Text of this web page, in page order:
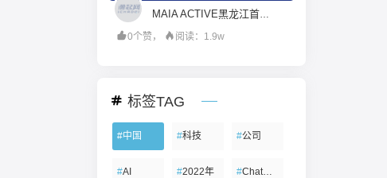
MAIA ACTIVE黑龙江首店即将启幕；东鹏饮料上半年净利润28.67亿元，同增20.72%；宝洁集团2026财年大中华区重回增长｜消研所周报
0个赞，
阅读：1.9w
标签TAG
#中国 #科技 #公司
#AI #2022年 #ChatGPT